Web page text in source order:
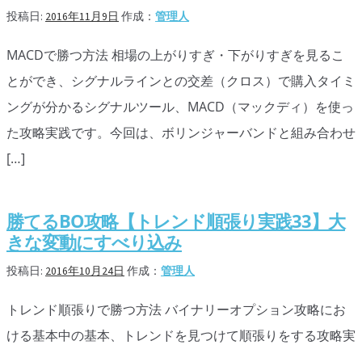
負けそうなときは損切り
攻略法まとめ
ローソク足チャート
移動平均線
RSI
ボリンジャーバンド
スポットフォロー
投稿日: 2016年11月9日 作成： 管理人
MACDで勝つ方法 相場の上がりすぎ・下がりすぎを見るこ
とができ、シグナルラインとの交差（クロス）で購入タイミ
ングが分かるシグナルツール、MACD（マックディ）を使っ
た攻略実践です。今回は、ボリンジャーバンドと組み合わせ
[…]
勝てるBO攻略【トレンド順張り実践33】大
きな変動にすべり込み
投稿日: 2016年10月24日 作成： 管理人
トレンド順張りで勝つ方法 バイナリーオプション攻略にお
ける基本中の基本、トレンドを見つけて順張りをする攻略実